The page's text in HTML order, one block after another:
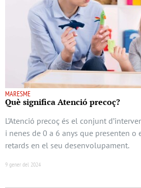
MARESME
Què significa Atenció precoç?
L’Atenció precoç és el conjunt
i nenes de 0 a 6 anys que presenten o
retards en el seu desenvolupament.
9 gener del 2024